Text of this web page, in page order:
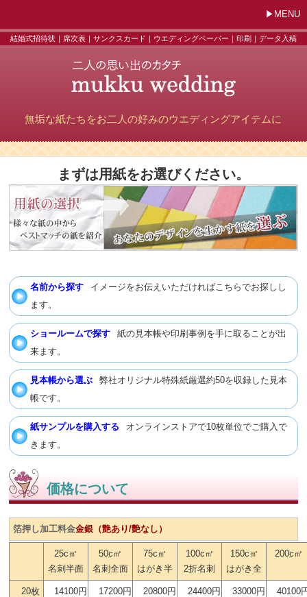
MENU
結婚式招待状｜席次表｜サンクスカード｜ウエディングペーパー｜印刷｜データ入稿
無垢な紙たちをお二人の好みのウエディングアイテムに
まずは用紙をお選びください。
名前から探す
イメージをお伝えいただければこちらでお探しし
ます。
ショールームで探す
紙の見本帳や印刷事例を手に取ることが出
来ます。
見本帳から選ぶ
弊社オリジナル特殊紙厳選約50を収録した見本
帳です。
紙サンプルを購入する
オンラインストアで10枚単位でご購入で
きます。
価格について
箔押し加工料金金銀（艶あり/艶なし）
25c㎡
名刺半面
50c㎡
名刺全面
75c㎡
はがき半
100c㎡
2折名刺
150c㎡
はがき全
200c㎡
20枚 14100円 17200円 20800円 24400円 33000円 40100